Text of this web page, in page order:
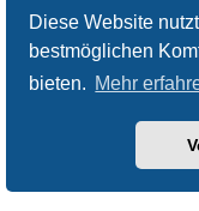
Diese Website
bestmöglichen
bieten. Mehr